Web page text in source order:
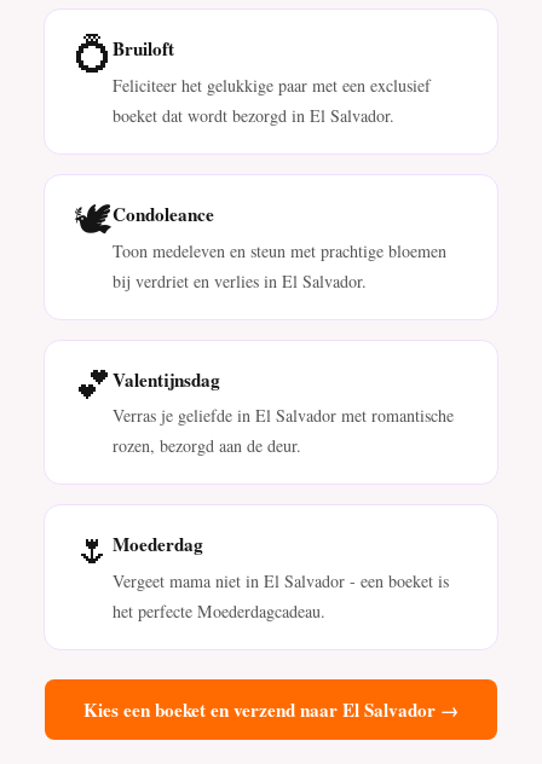
💍Bruiloft
Feliciteer het gelukkige paar met een exclusief
boeket dat wordt bezorgd in El Salvador.
🕊️Condoleance
Toon medeleven en steun met prachtige bloemen
bij verdriet en verlies in El Salvador.
💕Valentijnsdag
Verras je geliefde in El Salvador met romantische
rozen, bezorgd aan de deur.
🌷 Moederdag
Vergeet mama niet in El Salvador - een boeket is
het perfecte Moederdagcadeau.
Kies een boeket en verzend naar El Salvador →